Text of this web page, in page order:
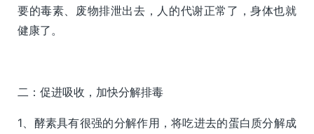
要的毒素、废物排泄出去，人的代谢正常了，身体也就
健康了。
二：促进吸收，加快分解排毒
1、酵素具有很强的分解作用，将吃进去的蛋白质分解成